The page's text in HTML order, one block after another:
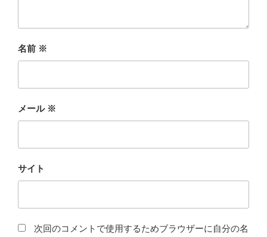
名前 ※
メール ※
サイト
次回のコメントで使用するためブラウザーに自分の名